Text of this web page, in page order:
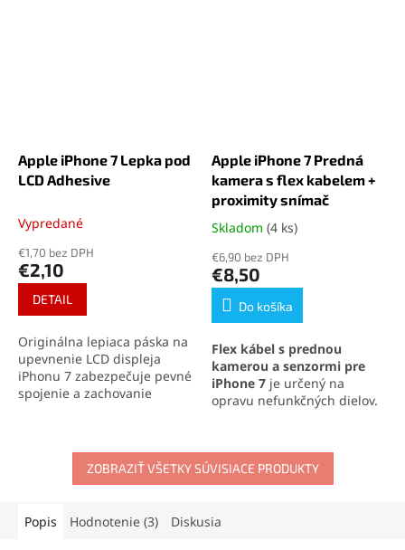
Apple iPhone 7 Lepka pod
LCD Adhesive
Vypredané
€1,70 bez DPH
€2,10
DETAIL
Originálna lepiaca páska na
upevnenie LCD displeja
iPhonu 7 zabezpečuje pevné
spojenie a zachovanie
Apple iPhone 7 Predná
kamera s flex kabelem +
proximity snímač
Priemerné
produktu
je
5,0
hviezdičiek.
Skladom (4 ks)
€6,90 bez DPH
€8,50
Do košíka
Flex kábel s prednou
kamerou a senzormi pre
iPhone 7 je určený na
opravu nefunkčných dielov.
mikrofón. Obnovuje ostrý
obraz, čistý zvuk a správnu
reguláciu jasu.
ZOBRAZIŤ VŠETKY SÚVISIACE PRODUKTY
Popis Hodnotenie (3) Diskusia